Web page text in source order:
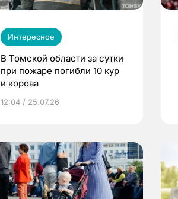
Интересное
В Томской области за сутки
при пожаре погибли 10 кур
и корова
12:04 / 25.07.26